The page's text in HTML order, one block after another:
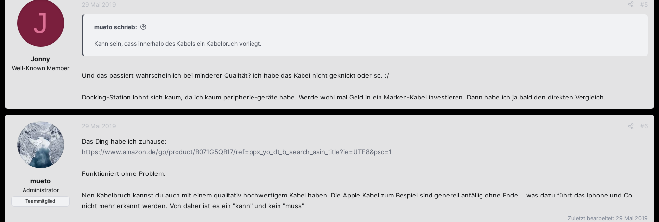
J
Jonny
Well-Known Member
29 Mai 2019 #5
mueto schrieb:
Kann sein, dass innerhalb des Kabels ein Kabelbruch vorliegt.
Und das passiert wahrscheinlich bei minderer Qualität? Ich habe das Kabel nicht geknickt oder so. :/
Docking-Station lohnt sich kaum, da ich kaum peripherie-geräte habe. Werde wohl mal Geld in ein Marken-Kabel investieren. Dann habe ich ja bald den direkten Vergleich.
mueto
Administrator
Teammitglied
29 Mai 2019 #6
Das Ding habe ich zuhause:
https://www.amazon.de/gp/product/B071G5QB17/ref=ppx_yo_dt_b_search_asin_title?ie=UTF8&psc=1
Funktioniert ohne Problem.
Nen Kabelbruch kannst du auch mit einem qualitativ hochwertigem Kabel haben. Die Apple Kabel zum Bespiel sind generell anfällig ohne Ende....was dazu führt das Iphone und Co
nicht mehr erkannt werden. Von daher ist es ein "kann" und kein "muss"
Zuletzt bearbeitet: 29 Mai 2019